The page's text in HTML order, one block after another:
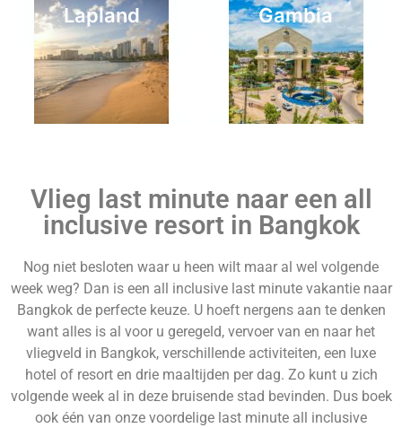
Lapland Gambia
Portugal Belize
Vlieg last minute naar een all
inclusive resort in Bangkok
Nog niet besloten waar u heen wilt maar al wel volgende
week weg? Dan is een all inclusive last minute vakantie naar
Bangkok de perfecte keuze. U hoeft nergens aan te denken
want alles is al voor u geregeld, vervoer van en naar het
vliegveld in Bangkok, verschillende activiteiten, een luxe
hotel of resort en drie maaltijden per dag. Zo kunt u zich
volgende week al in deze bruisende stad bevinden. Dus boek
ook één van onze voordelige last minute all inclusive